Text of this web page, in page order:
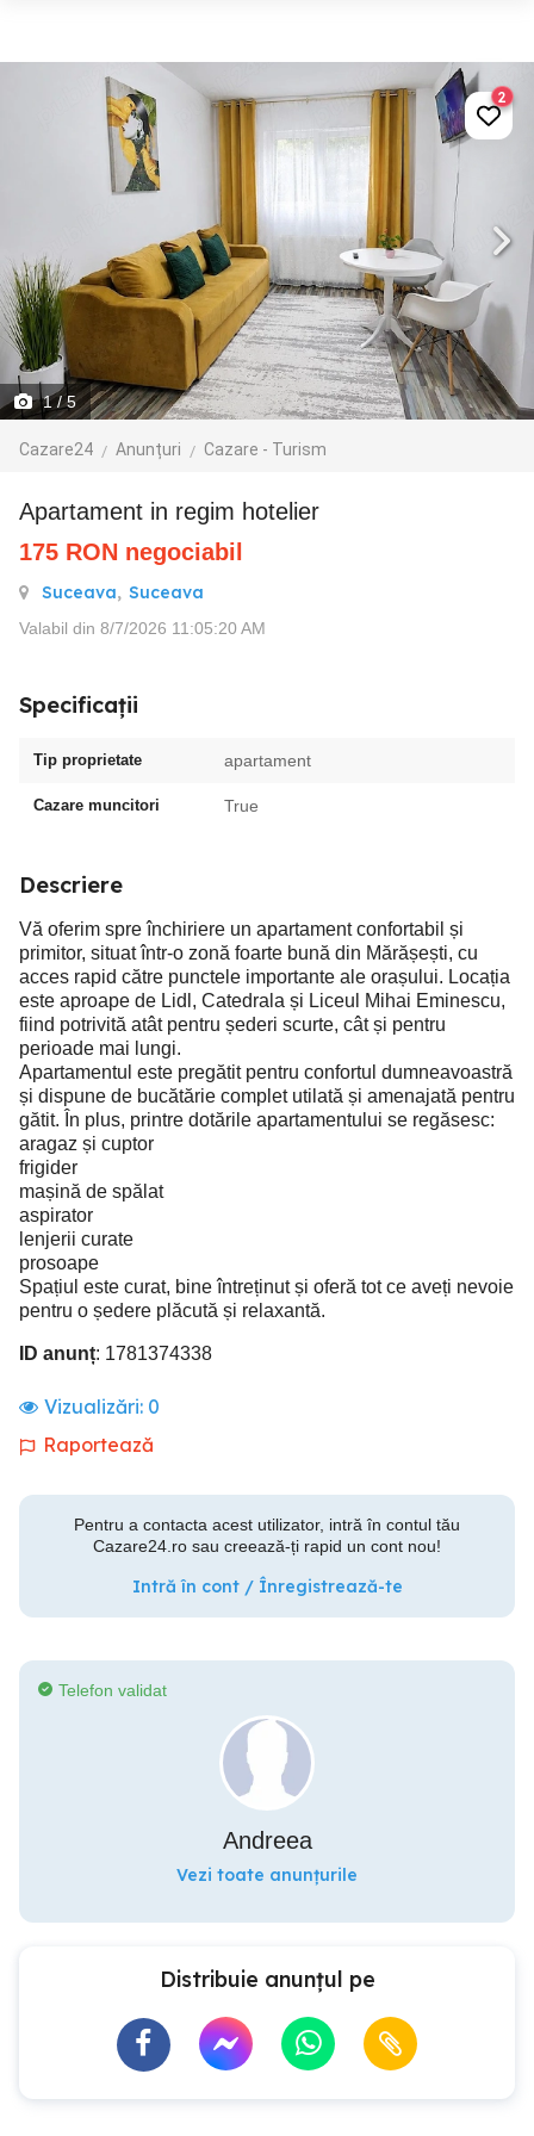
1/ 5
Cazare24 Anunțuri Cazare - Turism
2
Apartament in regim hotelier
175 RON negociabil
Suceava, Suceava
Valabil din 8/7/2026 11:05:20 AM
Specificații
Tip proprietate apartament
Cazare muncitori True
Descriere
Vă oferim spre închiriere un apartament confortabil și
primitor, situat într-o zonă foarte bună din Mărășești, cu
acces rapid către punctele importante ale orașului. Locația
este aproape de Lidl, Catedrala și Liceul Mihai Eminescu,
fiind potrivită atât pentru șederi scurte, cât și pentru
perioade mai lungi.
Apartamentul este pregătit pentru confortul dumneavoastră
și dispune de bucătărie complet utilată și amenajată pentru
gătit. În plus, printre dotările apartamentului se regăsesc:
aragaz și cuptor
frigider
mașină de spălat
aspirator
lenjerii curate
prosoape
Spațiul este curat, bine întreținut și oferă tot ce aveți nevoie
pentru o ședere plăcută și relaxantă.
ID anunț: 1781374338
Vizualizări: 0
Raportează
Pentru a contacta acest utilizator, intră în contul tău
Cazare24.ro sau creează-ți rapid un cont nou!
Intră în cont / Înregistrează-te
Telefon validat
Andreea
Vezi toate anunțurile
Distribuie anunțul pe